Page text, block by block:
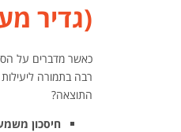
(גדיר
כאשר מדברים על
התוצאה?
חיסכון